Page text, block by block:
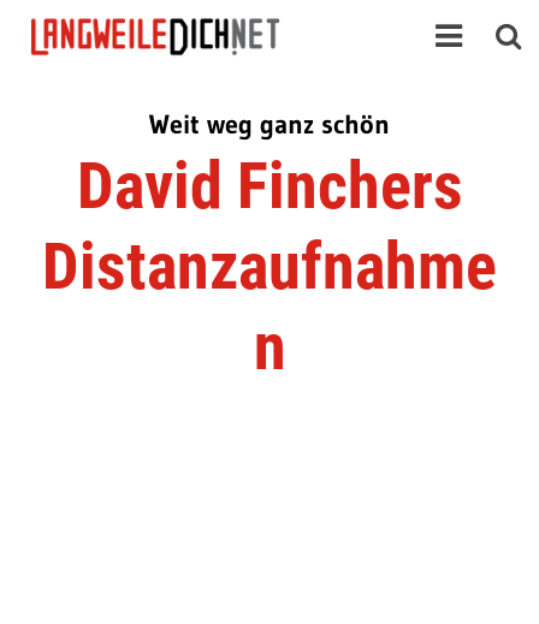
Weit weg ganz schön
David Finchers
Distanzaufnahme
n